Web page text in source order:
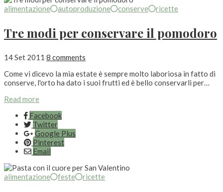
alimentazione autoproduzione conserve ricette
Tre modi per conservare il pomodoro
14 Set 2011 8 comments
Come vi dicevo la mia estate è sempre molto laboriosa in fatto di
conserve, l'orto ha dato i suoi frutti ed è bello conservarli per…
Read more
Facebook
Twitter
Google Plus
Pinterest
Email
alimentazione feste ricette